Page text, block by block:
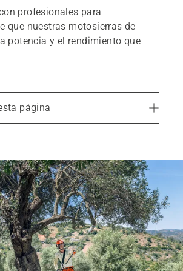
profesionales para
que nuestras motosierras de
potencia y el rendimiento que
página
distribuidor local